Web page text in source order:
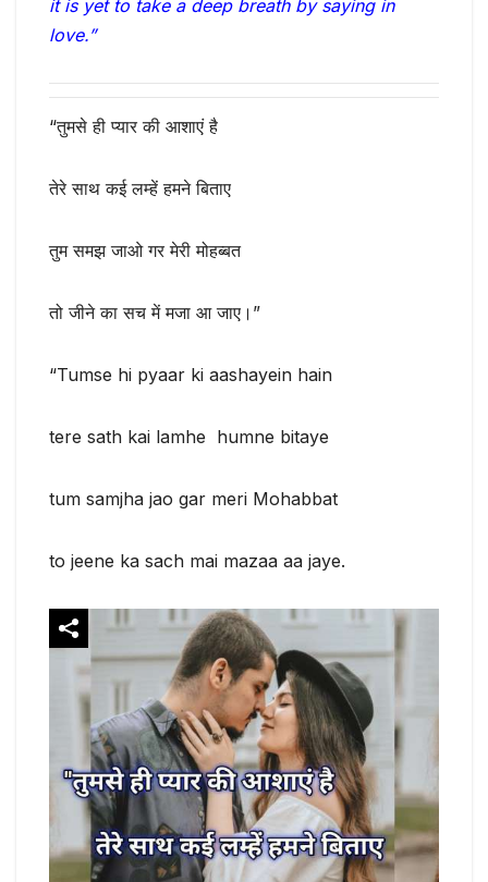
it is yet to take a deep breath by saying in
love.”
“तुमसे ही प्यार की आशाएं है
तेरे साथ कई लम्हें हमने बिताए
तुम समझ जाओ गर मेरी मोहब्बत
तो जीने का सच में मजा आ जाए।”
“Tumse hi pyaar ki aashayein hain
tere sath kai lamhe humne bitaye
tum samjha jao gar meri Mohabbat
to jeene ka sach mai mazaa aa jaye.